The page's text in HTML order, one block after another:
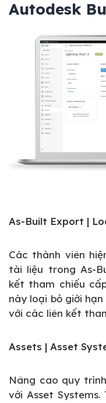
Autodesk
As-Built Export |
Các thành viên
tài liệu trong As-
kết tham chiếu
này loại bỏ giới
với các liên kết
Assets | Asset
Nâng cao quy
với Asset